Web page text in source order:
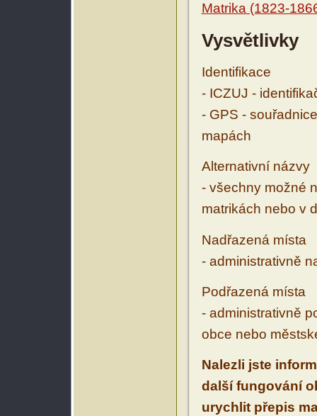
Matrika (1823-
Vysvětlivky
Identifikace
- ICZUJ -
- GPS -
mapách
Alternativní názvy
- všechny možné
matrikách nebo v
Nadřazená místa
- administrativně
Podřazená místa
- administrativně
obce nebo
Nalezli jste
další fungování
urychlit přepis